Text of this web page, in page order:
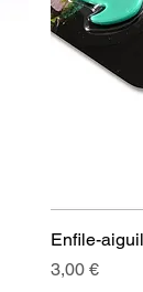
Enfile-
Prix
3,00 €